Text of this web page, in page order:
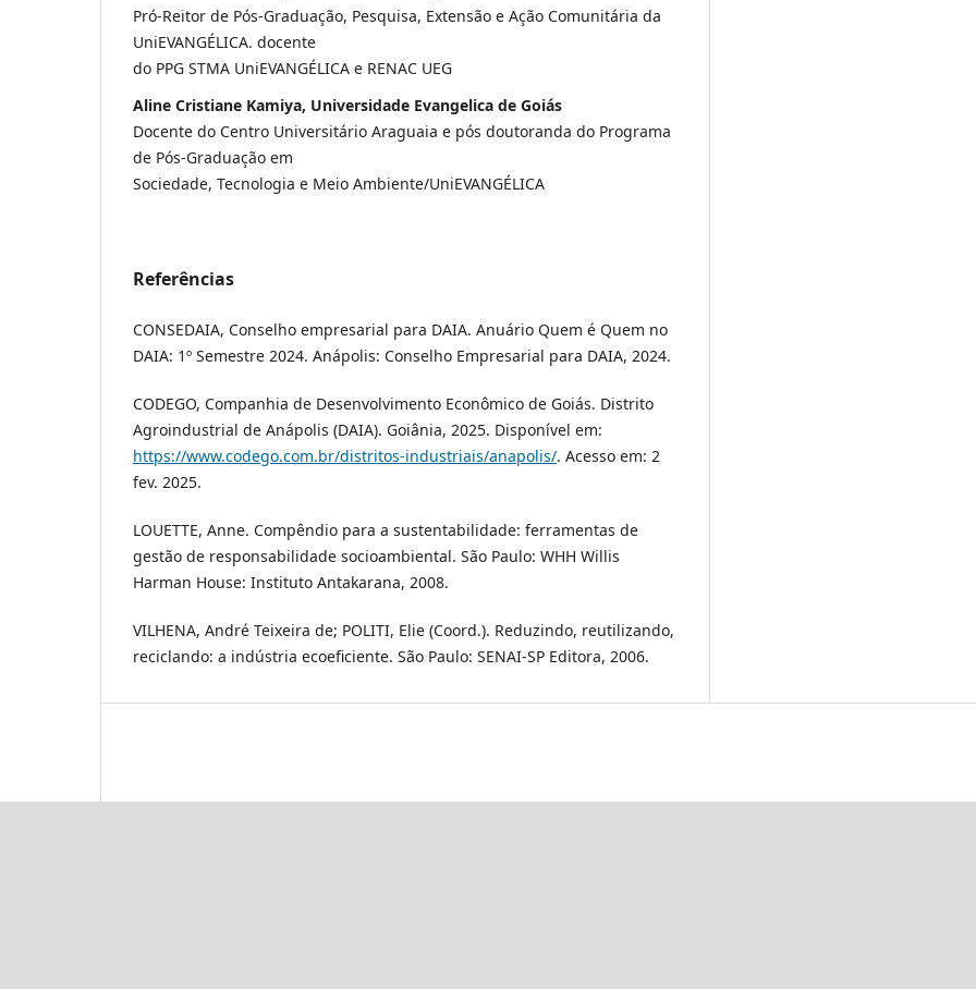
Pró-Reitor de Pós-Graduação, Pesquisa, Extensão e Ação Comunitária da
UniEVANGÉLICA. docente
do PPG STMA UniEVANGÉLICA e RENAC UEG
Aline Cristiane Kamiya, Universidade Evangelica de Goiás
Docente do Centro Universitário Araguaia e pós doutoranda do Programa
de Pós-Graduação em
Sociedade, Tecnologia e Meio Ambiente/UniEVANGÉLICA
Referências
CONSEDAIA, Conselho empresarial para DAIA. Anuário Quem é Quem no
DAIA: 1º Semestre 2024. Anápolis: Conselho Empresarial para DAIA, 2024.
CODEGO, Companhia de Desenvolvimento Econômico de Goiás. Distrito
Agroindustrial de Anápolis (DAIA). Goiânia, 2025. Disponível em:
https://www.codego.com.br/distritos-industriais/anapolis/. Acesso em: 2
fev. 2025.
LOUETTE, Anne. Compêndio para a sustentabilidade: ferramentas de
gestão de responsabilidade socioambiental. São Paulo: WHH Willis
Harman House: Instituto Antakarana, 2008.
VILHENA, André Teixeira de; POLITI, Elie (Coord.). Reduzindo, reutilizando,
reciclando: a indústria ecoeficiente. São Paulo: SENAI-SP Editora, 2006.